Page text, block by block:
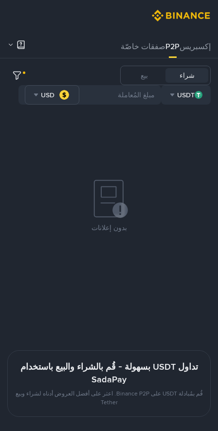
إكسبريسP2Pصفقات خاصّة
شراء بيع
USDT
USD
بدون إعلانات
تداول USDT بسهولة - قُم بالشراء والبيع باستخدام
SadaPay
قُم بمُبادلة USDT على Binance P2P. اعثر على أفضل العروض أدناه لشراء وبيع
Tether